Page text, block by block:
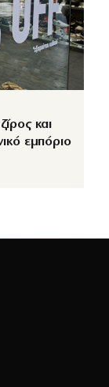
και
εμπόριο